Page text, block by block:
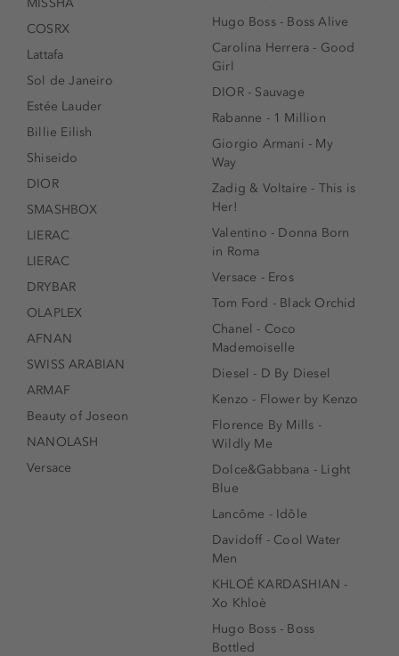
COSRX
Lattafa
Sol de Janeiro
Estée Lauder
Billie Eilish
Shiseido
DIOR
SMASHBOX
LIERAC
LIERAC
DRYBAR
OLAPLEX
AFNAN
SWISS ARABIAN
ARMAF
Beauty of Joseon
NANOLASH
Versace
Hugo Boss - Boss Alive
Carolina Herrera - Good
Girl
DIOR - Sauvage
Rabanne - 1 Million
Giorgio Armani - My
Way
Zadig & Voltaire - This is
Her!
Valentino - Donna Born
in Roma
Versace - Eros
Tom Ford - Black Orchid
Chanel - Coco
Mademoiselle
Diesel - D By Diesel
Kenzo - Flower by Kenzo
Florence By Mills -
Wildly Me
Dolce&Gabbana - Light
Blue
Lancôme - Idôle
Davidoff - Cool Water
Men
KHLOÉ KARDASHIAN -
Xo Khloè
Hugo Boss - Boss
Bottled